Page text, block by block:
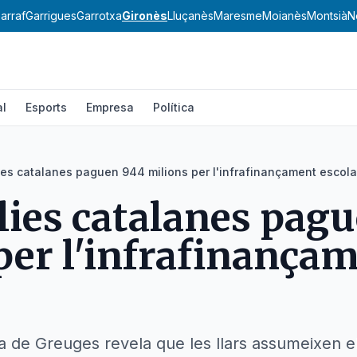
GarriguesGarrotxaGironèsLluçanèsMaresmeMoianèsMontsià
Esports Empresa Política
catalanes paguen 944 milions per l'infrafinançament
catalanes
de Greuges revela que les llars assumeixen